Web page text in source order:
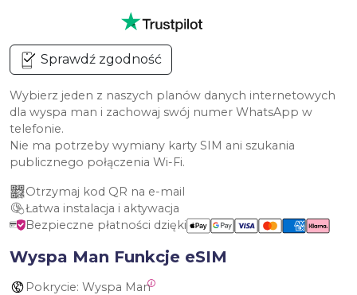
Sprawdź zgodność
Wybierz jeden z naszych planów danych internetowych
dla wyspa man i zachowaj swój numer WhatsApp w
telefonie.
Nie ma potrzeby wymiany karty SIM ani szukania
publicznego połączenia Wi-Fi.
Otrzymaj kod QR na e-mail
Łatwa instalacja i aktywacja
Bezpieczne płatności dzięki
Wyspa Man Funkcje eSIM
Pokrycie: Wyspa Man